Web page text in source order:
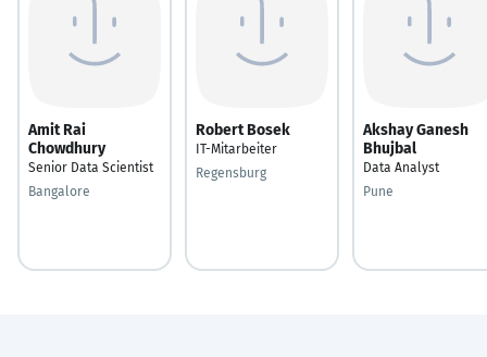
Amit Rai
Chowdhury
Senior Data Scientist
Bangalore
Robert Bosek
IT-Mitarbeiter
Regensburg
Akshay Ganesh
Bhujbal
Data Analyst
Pune